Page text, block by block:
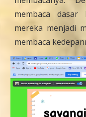
membaca
mereka menjadi
membaca